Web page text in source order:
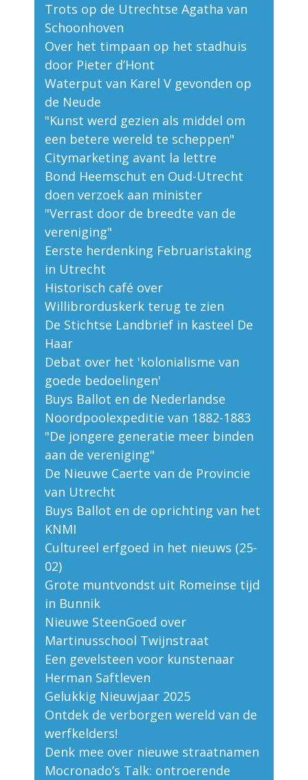
Trots op de Utrechtse Agatha van
Schoonhoven
Over het timpaan op het stadhuis
door Pieter d’Hont
Waterput van Karel V gevonden op
de Neude
"Kunst werd gezien als middel om
een betere wereld te scheppen"
Citymarketing avant la lettre
Bond Heemschut en Oud-Utrecht
doen verzoek aan minister
"Verrast door de breedte van de
vereniging"
Eerste herdenking Februaristaking
in Utrecht
Historisch café over
Willibrorduskerk terug te zien
De Stichtse Landbrief in kasteel De
Haar
Debat over het 'kolonialisme van
goede bedoelingen'
Buys Ballot en de Nederlandse
Noordpoolexpeditie van 1882-1883
"De jongere generatie meer binden
aan de vereniging"
De Nieuwe Caerte van de Provincie
van Utrecht
Buys Ballot en de oprichting van het
KNMI
Cultureel erfgoed in het nieuws (25-
02)
Grote muntvondst uit Romeinse tijd
in Bunnik
Nieuwe SteenGoed over
Martinusschool Twijnstraat
Een gevelsteen voor kunstenaar
Herman Saftleven
Gelukkig Nieuwjaar 2025
Ontdek de verborgen wereld van de
werfkelders!
Denk mee over nieuwe straatnamen
Mocronado’s Talk: ontroerende